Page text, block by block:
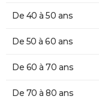
De 40 à 50 ans
De 50 à 60 ans
De 60 à 70 ans
De 70 à 80 ans